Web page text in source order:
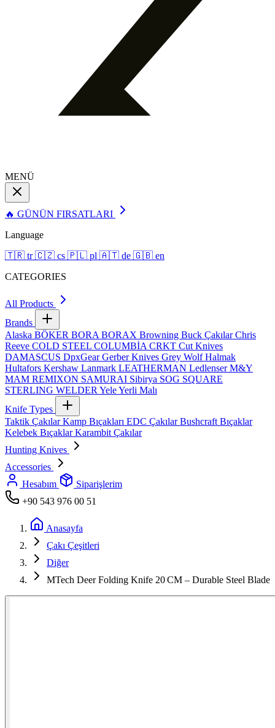
MENÜ
🔥 GÜNÜN FIRSATLARI
Language
🇹🇷 tr 🇨🇿 cs 🇵🇱 pl 🇦🇹 de 🇬🇧 en
CATEGORIES
All Products
Brands
Alaska BÖKER BORA BORAX Browning Buck ÇakılarChris
Reeve COLD STEEL COLUMBİA CRKT Cut Knives
DAMASCUS DpxGearGerber Knives Grey WolfHalmak
Hultafors Kershaw Lanmark LEATHERMAN LedlenserM&Y
MAM REMIXON SAMURAI Sibirya SOG SQUARE
STERLING WELDER YeleYerli Malı
Knife Types
Taktik ÇakılarKamp Bıçakları EDC ÇakılarBushcraft Bıçaklar
Kelebek BıçaklarKarambit Çakılar
Hunting Knives
Accessories
Hesabım
Siparişlerim
+90 543 976 00 51
Anasayfa
Çakı Çeşitleri
Diğer
MTech Deer Folding Knife 20 CM – Durable Steel Blade